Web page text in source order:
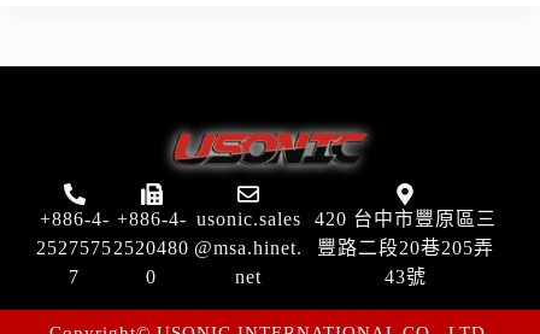
+886-4-
2527575
7
+886-4-
2520480
0
usonic.sales
@msa.hinet.
net
420 台中市豐原區三
豐路二段20巷205弄
43號